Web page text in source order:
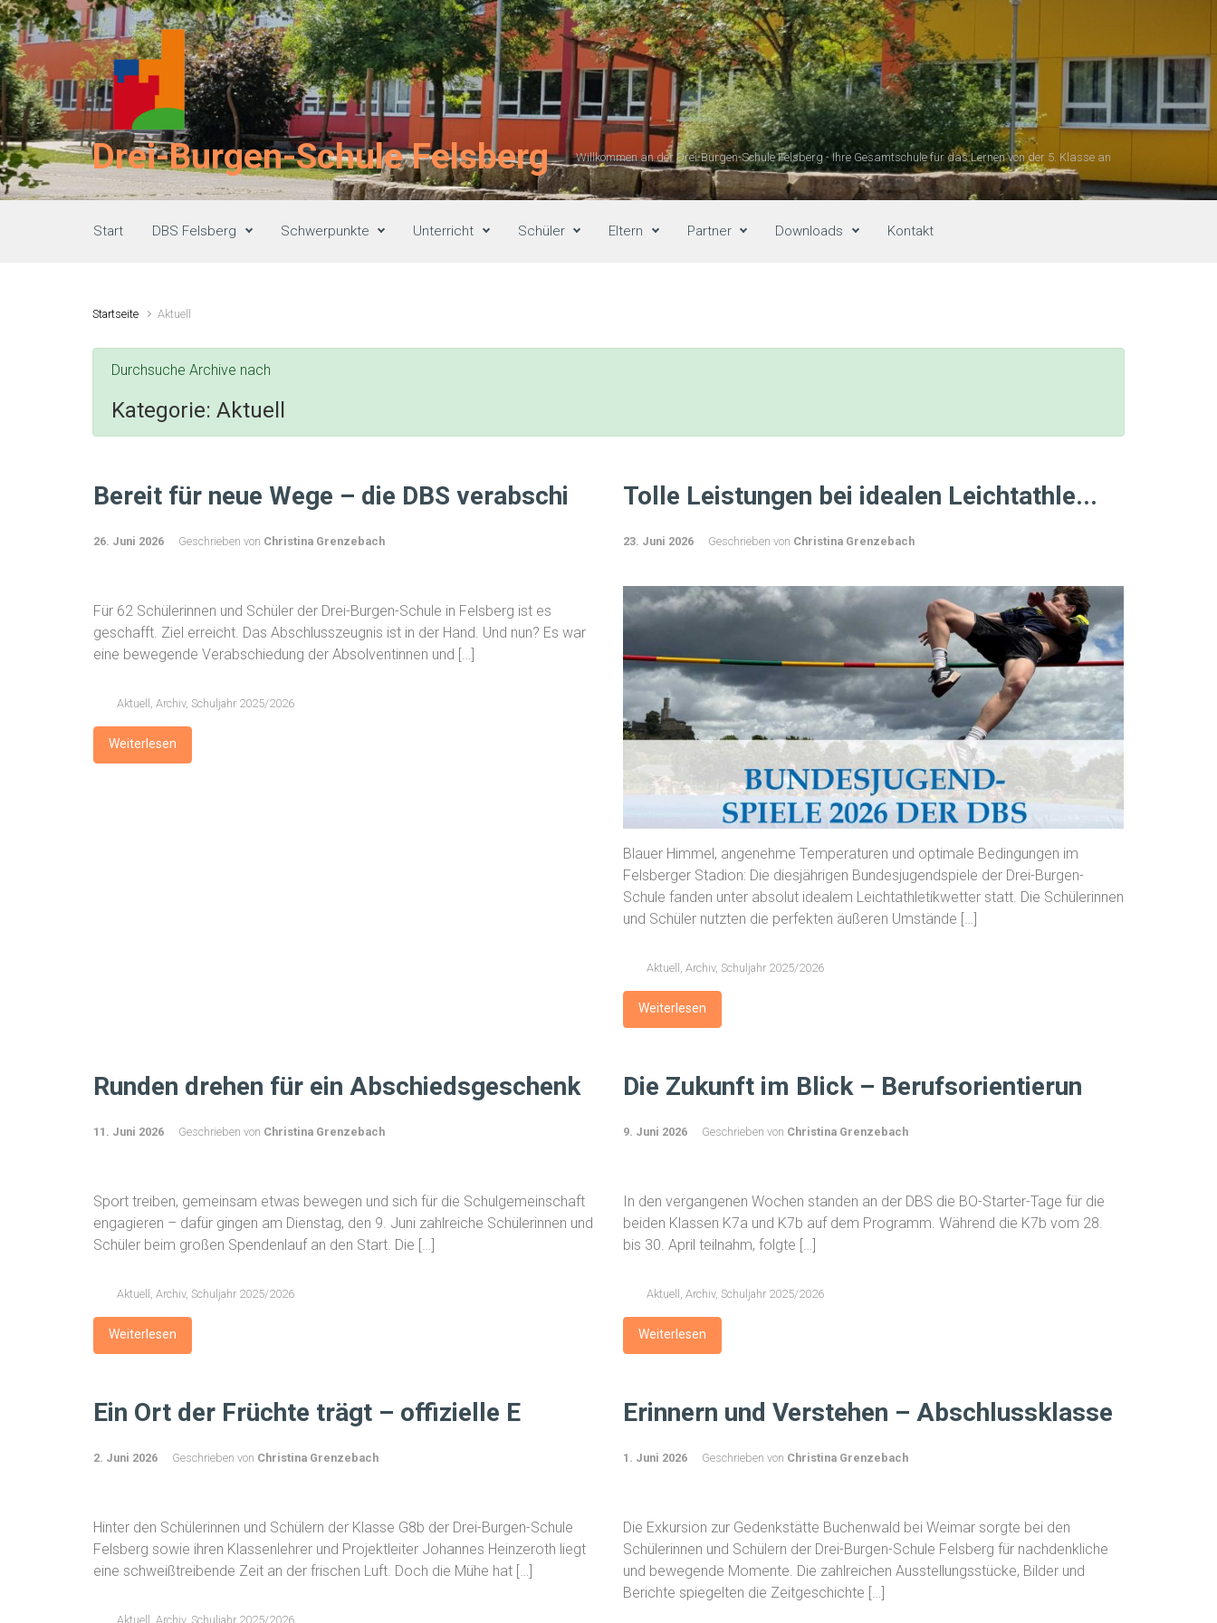
Zum Hauptinhalt springen
Drei-Burgen-Schule Felsberg Willkommen an der Drei-Burgen-Schule Felsberg - Ihre Gesamtschule für das Lernen von der 5. Klasse an
Start DBS Felsberg Schwerpunkte Unterricht Schüler Eltern Partner Downloads Kontakt
Startseite Aktuell
Durchsuche Archive nach
Kategorie: Aktuell
Bereit für neue Wege – die DBS verabschi
26. Juni 2026 Geschrieben von Christina Grenzebach
Für 62 Schülerinnen und Schüler der Drei-Burgen-Schule in Felsberg ist es
geschafft. Ziel erreicht. Das Abschlusszeugnis ist in der Hand. Und nun? Es war
eine bewegende Verabschiedung der Absolventinnen und […]
Aktuell , Archiv, Schuljahr 2025/2026
Weiterlesen
Tolle Leistungen bei idealen Leichtathle...
23. Juni 2026 Geschrieben von Christina Grenzebach
Blauer Himmel, angenehme Temperaturen und optimale Bedingungen im
Felsberger Stadion: Die diesjährigen Bundesjugendspiele der Drei-Burgen-
Schule fanden unter absolut idealem Leichtathletikwetter statt. Die Schülerinnen
und Schüler nutzten die perfekten äußeren Umstände […]
Aktuell , Archiv, Schuljahr 2025/2026
Weiterlesen
Runden drehen für ein Abschiedsgeschenk
11. Juni 2026 Geschrieben von Christina Grenzebach
Sport treiben, gemeinsam etwas bewegen und sich für die Schulgemeinschaft
engagieren – dafür gingen am Dienstag, den 9. Juni zahlreiche Schülerinnen und
Schüler beim großen Spendenlauf an den Start. Die […]
Aktuell , Archiv, Schuljahr 2025/2026
Weiterlesen
Die Zukunft im Blick – Berufsorientierun
9. Juni 2026 Geschrieben von Christina Grenzebach
In den vergangenen Wochen standen an der DBS die BO-Starter-Tage für die
beiden Klassen K7a und K7b auf dem Programm. Während die K7b vom 28.
bis 30. April teilnahm, folgte […]
Aktuell , Archiv, Schuljahr 2025/2026
Weiterlesen
Ein Ort der Früchte trägt – offizielle E
2. Juni 2026 Geschrieben von Christina Grenzebach
Hinter den Schülerinnen und Schülern der Klasse G8b der Drei-Burgen-Schule
Felsberg sowie ihren Klassenlehrer und Projektleiter Johannes Heinzeroth liegt
eine schweißtreibende Zeit an der frischen Luft. Doch die Mühe hat […]
Aktuell Archiv, Schuljahr 2025/2026
Erinnern und Verstehen – Abschlussklasse
1. Juni 2026 Geschrieben von Christina Grenzebach
Die Exkursion zur Gedenkstätte Buchenwald bei Weimar sorgte bei den
Schülerinnen und Schülern der Drei-Burgen-Schule Felsberg für nachdenkliche
und bewegende Momente. Die zahlreichen Ausstellungsstücke, Bilder und
Berichte spiegelten die Zeitgeschichte […]